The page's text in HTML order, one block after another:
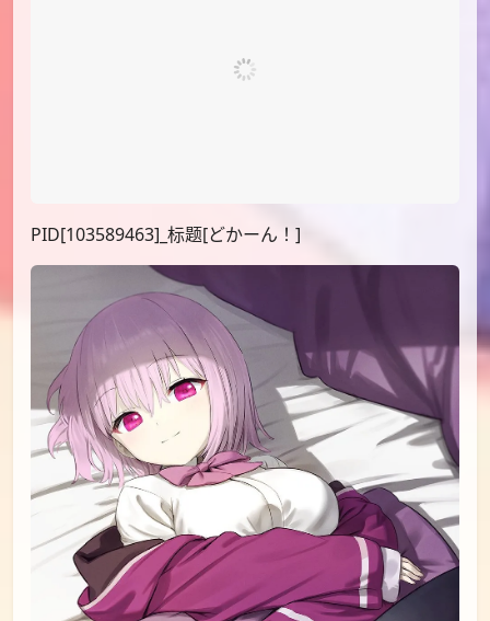
PID[103589463]_标题[どかーん！]